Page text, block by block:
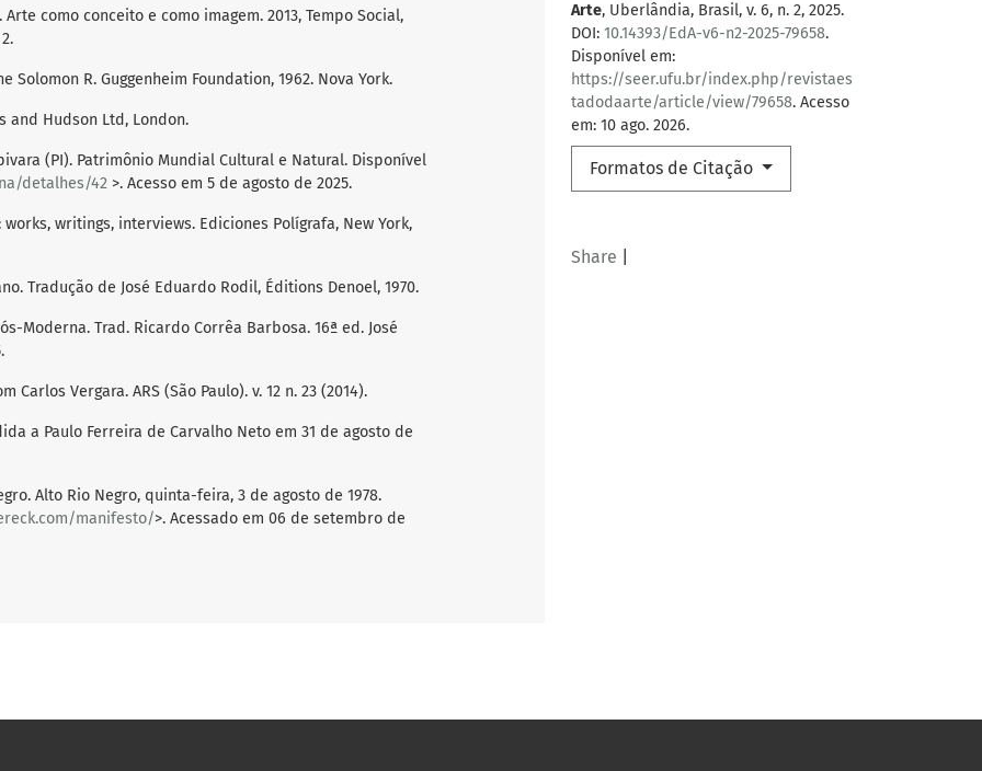
Arte, Uberlândia, Brasil, v. 6, n. 2, 2025.
DOI: 10.14393/EdA-v6-n2-2025-79658.
Disponível em:
https://seer.ufu.br/index.php/revistaes
tadodaarte/article/view/79658. Acesso
em: 10 ago. 2026.
Formatos de Citação
Share
Arte como conceito e como imagem. 2013, Tempo Social,
Solomon R. Guggenheim Foundation, 1962. Nova York.
and Hudson Ltd, London.
(PI). Patrimônio Mundial Cultural e Natural. Disponível
detalhes/42 >. Acesso em 5 de agosto de 2025.
works, writings, interviews. Ediciones Polígrafa, New York,
Tradução de José Eduardo Rodil, Éditions Denoel, 1970.
Moderna. Trad. Ricardo Corrêa Barbosa. 16ª ed. José
Carlos Vergara. ARS (São Paulo). v. 12 n. 23 (2014).
a Paulo Ferreira de Carvalho Neto em 31 de agosto de
Alto Rio Negro, quinta-feira, 3 de agosto de 1978.
manifesto/>. Acessado em 06 de setembro de